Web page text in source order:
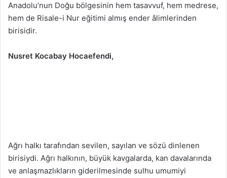
Anadolu’nun Doğu bölgesinin hem tasavvuf, hem medrese,
hem de Risale-i Nur eğitimi almış ender âlimlerinden
birisidir.
Nusret Kocabay Hocaefendi,
Ağrı halkı tarafından sevilen, sayılan ve sözü dinlenen
birisiydi. Ağrı halkının, büyük kavgalarda, kan davalarında
ve anlaşmazlıkların giderilmesinde sulhu umumiyi